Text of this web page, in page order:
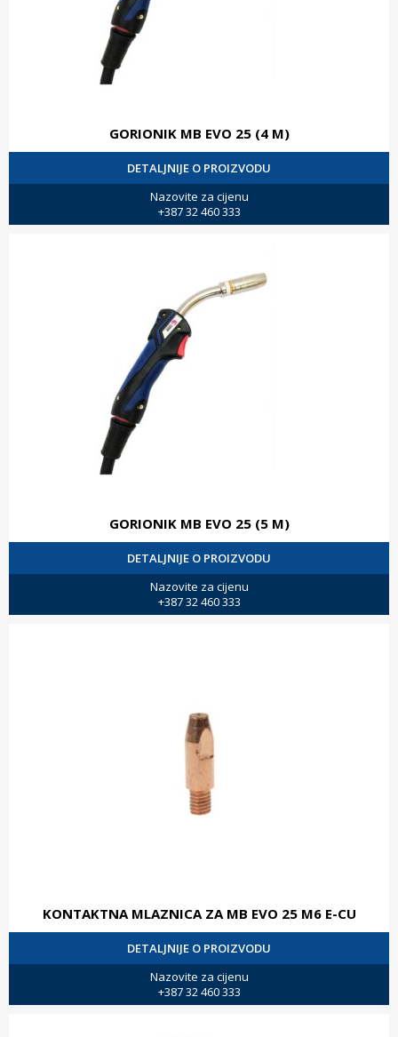
GORIONIK MB EVO 25 (4 M)
DETALJNIJE O PROIZVODU
Nazovite za cijenu
+387 32 460 333
GORIONIK MB EVO 25 (5 M)
DETALJNIJE O PROIZVODU
Nazovite za cijenu
+387 32 460 333
KONTAKTNA MLAZNICA ZA MB EVO 25 M6 E-CU
DETALJNIJE O PROIZVODU
Nazovite za cijenu
+387 32 460 333